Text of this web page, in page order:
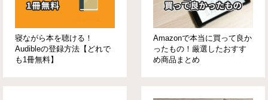
寝ながら本を聴ける！
Audibleの登録方法【どれで
も1冊無料】
Amazonで本当に買って良か
ったもの！厳選したおすす
め商品まとめ